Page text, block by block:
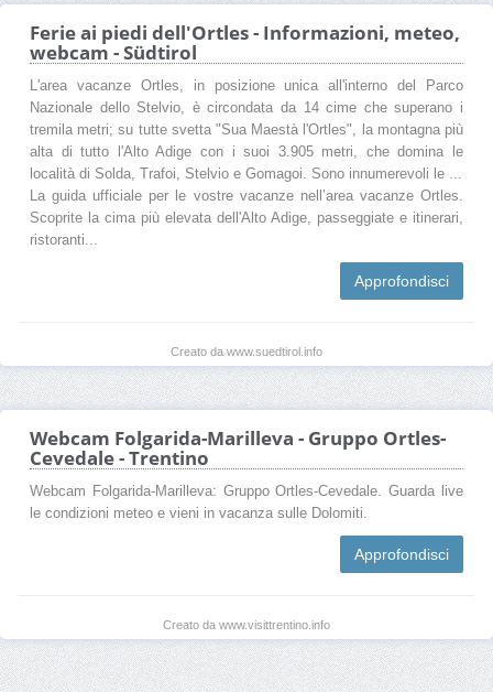
Ferie ai piedi dell'Ortles - Informazioni, meteo,
webcam - Südtirol
L'area vacanze Ortles, in posizione unica all'interno del Parco
Nazionale dello Stelvio, è circondata da 14 cime che superano i
tremila metri; su tutte svetta "Sua Maestà l'Ortles", la montagna più
alta di tutto l'Alto Adige con i suoi 3.905 metri, che domina le
località di Solda, Trafoi, Stelvio e Gomagoi. Sono innumerevoli le ...
La guida ufficiale per le vostre vacanze nell’area vacanze Ortles.
Scoprite la cima più elevata dell'Alto Adige, passeggiate e itinerari,
ristoranti...
Approfondisci
Creato da www.suedtirol.info
Webcam Folgarida-Marilleva - Gruppo Ortles-
Cevedale - Trentino
Webcam Folgarida-Marilleva: Gruppo Ortles-Cevedale. Guarda live
le condizioni meteo e vieni in vacanza sulle Dolomiti.
Approfondisci
Creato da www.visittrentino.info